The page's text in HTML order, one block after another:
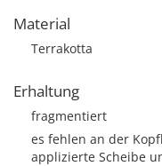
Material
Terrakotta
Erhaltung
fragmentiert
es fehlen an der
applizierte Scheibe